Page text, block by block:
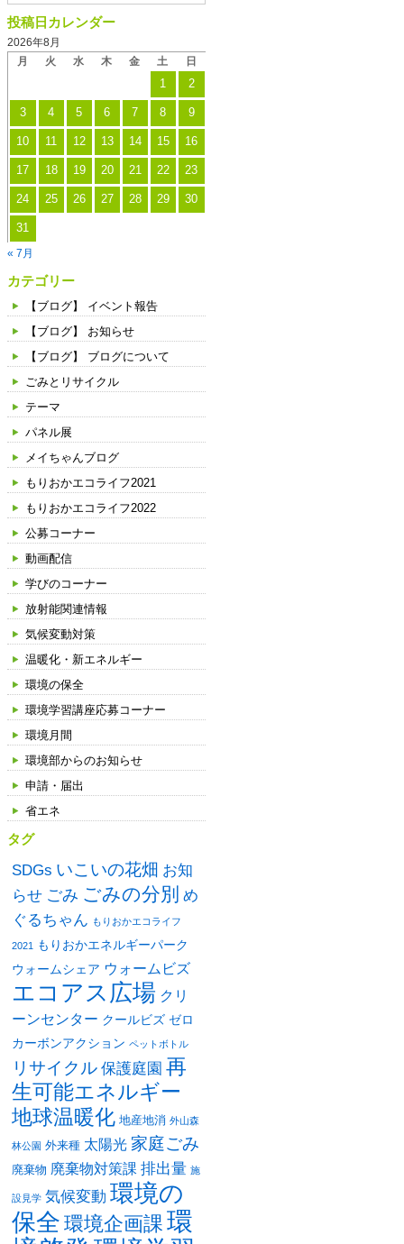
投稿日カレンダー
2026年8月
月
火 水 木 金 土 日
1 2
3 4 5 6 7 8 9
10 11 12 13 14 15 16
17 18 19 20 21 22 23
24 25 26 27 28 29 30
31
« 7月
カテゴリー
【ブログ】 イベント報告
【ブログ】 お知らせ
【ブログ】 ブログについて
ごみとリサイクル
テーマ
パネル展
メイちゃんブログ
もりおかエコライフ2021
もりおかエコライフ2022
公募コーナー
動画配信
学びのコーナー
放射能関連情報
気候変動対策
温暖化・新エネルギー
環境の保全
環境学習講座応募コーナー
環境月間
環境部からのお知らせ
申請・届出
省エネ
タグ
SDGs いこいの花畑 お知
らせ ごみ ごみの分別 め
ぐるちゃん もりおかエコライフ
2021
もりおかエネルギーパーク
ウォームシェア ウォームビズ
エコアス広場 クリ
ーンセンター クールビズ ゼロ
カーボンアクション ペットボトル
リサイクル 保護庭園 再
生可能エネルギー
地球温暖化 地産地消 外山森
林公園 外来種 太陽光 家庭ごみ
廃棄物 廃棄物対策課 排出量 施
設見学 気候変動 環境の
保全 環境企画課 環